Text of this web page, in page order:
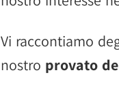
Vi raccontiamo
nostro provato